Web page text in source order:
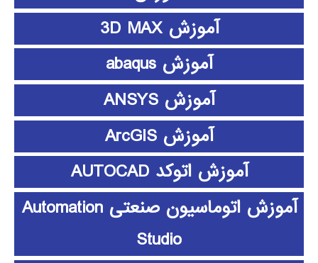
آموزش 3D MAX
آموزش abaqus
آموزش ANSYS
آموزش ArcGIS
آموزش اتوکد AUTOCAD
آموزش اتوماسیون صنعتی Automation
Studio